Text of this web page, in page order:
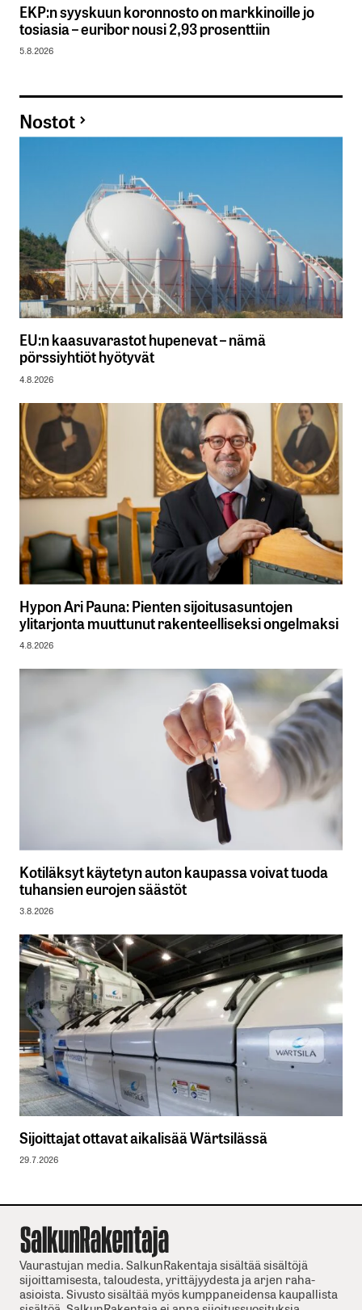
EKP:n syyskuun koronnosto on markkinoille jo
tosiasia – euribor nousi 2,93 prosenttiin
5.8.2026
Nostot
EU:n kaasuvarastot hupenevat – nämä
pörssiyhtiöt hyötyvät
4.8.2026
Hypon Ari Pauna: Pienten sijoitusasuntojen
ylitarjonta muuttunut rakenteelliseksi ongelmaksi
4.8.2026
Kotiläksyt käytetyn auton kaupassa voivat tuoda
tuhansien eurojen säästöt
3.8.2026
Sijoittajat ottavat aikalisää Wärtsilässä
29.7.2026
Vaurastujan media. SalkunRakentaja sisältää sisältöjä
sijoittamisesta, taloudesta, yrittäjyydesta ja arjen raha-
asioista. Sivusto sisältää myös kumppaneidensa kaupallista